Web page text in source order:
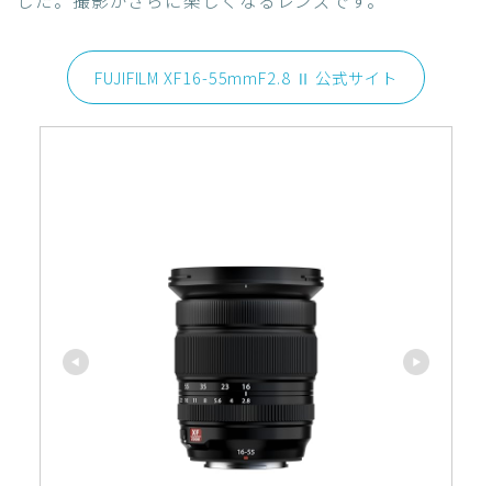
FUJIFILM XF16-55mmF2.8 Ⅱ 公式サイト